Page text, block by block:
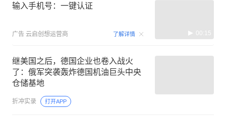
输入手机号：一键认证
广告 云启创想运营商 了解详情 00:15
继美国之后，德国企业也卷入战火
了：俄军突袭轰炸德国机油巨头中央
仓储基地
折冲实录 打开APP